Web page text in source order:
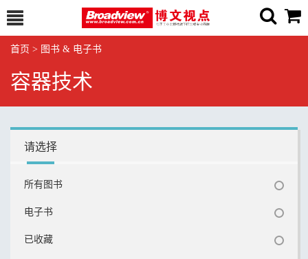
首页 > 图书 & 电子书
容器技术
请选择
所有图书
电子书
已收藏